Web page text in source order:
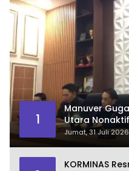
1
Manuver
Utara
Jumat, 31 Juli 2026
KORMINAS